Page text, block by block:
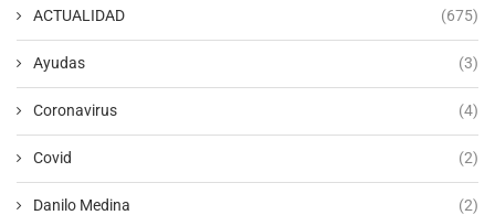
ACTUALIDAD (675)
Ayudas (3)
Coronavirus (4)
Covid (2)
Danilo Medina (2)